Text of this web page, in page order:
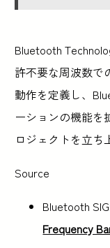
Bluetooth
許不要な周波数で
動作を定義し、
ーションの機能を
ロジェクトを立ち
Source
Bluetooth
Frequency